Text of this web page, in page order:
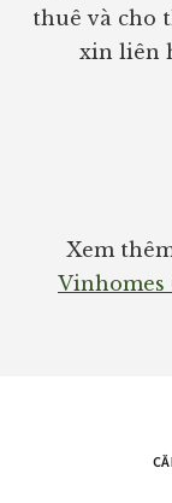
thuê và cho
xin liên
Xem
Vinhomes